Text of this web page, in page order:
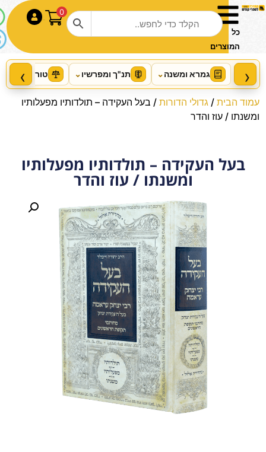
סט חומש מקראות גדולות מהדורת
צוקר
0
כל
המוצרים
‹ גמרא ומשנה⌄ תנ"ך ומפרשיו⌄ טור ושו"ע ›
עמוד הבית/ גדולי הדורות/ בעל העקידה – תולדותיו מפעלותיו
ומשנתו / עוז והדר
בעל העקידה – תולדותיו מפעלותיו
ומשנתו / עוז והדר